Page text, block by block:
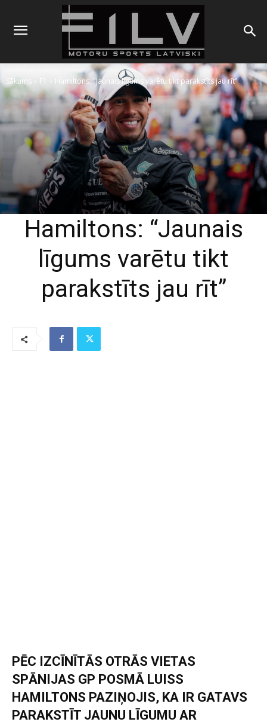
Sākums F1 Hamiltons: "Jaunais līgums varētu tikt parakstīts jau rīt"
Hamiltons: “Jaunais
līgums varētu tikt
parakstīts jau rīt”
PĒC IZCĪNĪTĀS OTRĀS VIETAS
SPĀNIJAS GP POSMĀ LUISS
HAMILTONS PAZIŅOJIS, KA IR GATAVS
PARAKSTĪT JAUNU LĪGUMU AR